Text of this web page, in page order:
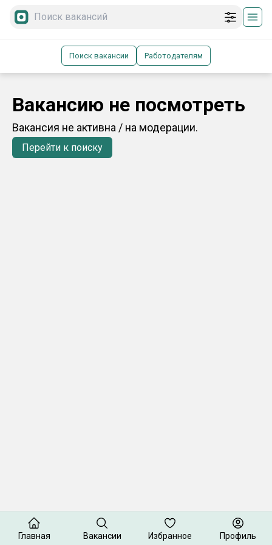
Поиск вакансии Работодателям
Вакансию не посмотреть
Вакансия не активна / на модерации.
Перейти к поиску
Главная Вакансии Избранное Профиль